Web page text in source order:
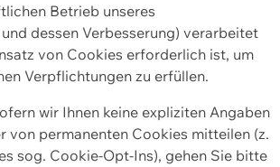
Betrieb unseres
dessen Verbesserung) verarbeitet
von Cookies erforderlich ist, um
Verpflichtungen zu erfüllen.
wir Ihnen keine expliziten Angaben
von permanenten Cookies mitteilen (z.
sog. Cookie-Opt-Ins), gehen Sie bitte